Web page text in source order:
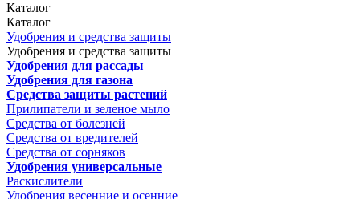
Каталог
Каталог
Удобрения и средства защиты
Удобрения и средства защиты
Удобрения для рассады
Удобрения для газона
Средства защиты растений
Прилипатели и зеленое мыло
Средства от болезней
Средства от вредителей
Средства от сорняков
Удобрения универсальные
Раскислители
Удобрения весенние и осенние